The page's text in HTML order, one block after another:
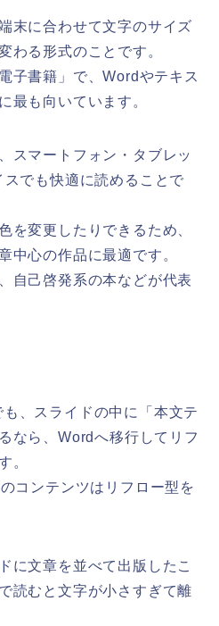
末に合わせて文字のサイズ
わる形式のことです。
子書籍」で、Wordやテキス
最も向いています。
スマートフォン・タブレッ
スでも快適に読めることで
を変更したりできるため、
中心の作品に最適です。
自己啓発系の本などが代表
、スライドの中に「本文テ
なら、Wordへ移行してリフ
。
コンテンツはリフロー型を
に文章を並べて出版したこ
読むと文字が小さすぎて離